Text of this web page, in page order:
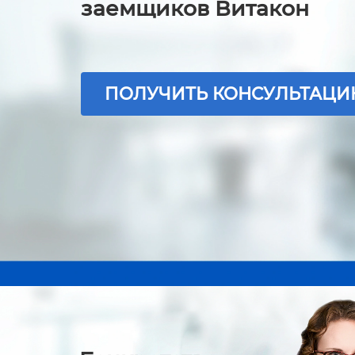
заемщиков Витакон
ПОЛУЧИТЬ